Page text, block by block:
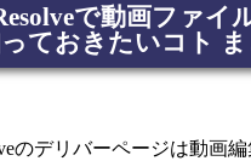
で動画ファイ
ておきたいコト
のデリバーページは動画